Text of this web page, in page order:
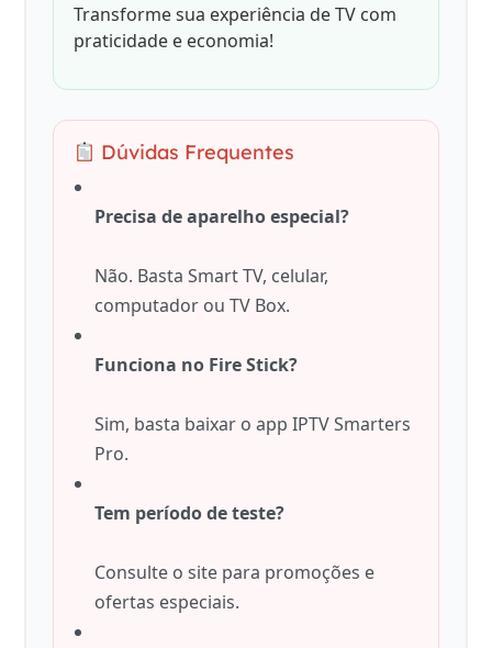
Transforme sua experiência de TV com
praticidade e economia!
Dúvidas Frequentes
Precisa de aparelho especial?
Não. Basta Smart TV, celular,
computador ou TV Box.
Funciona no Fire Stick?
Sim, basta baixar o app IPTV Smarters
Pro.
Tem período de teste?
Consulte o site para promoções e
ofertas especiais.